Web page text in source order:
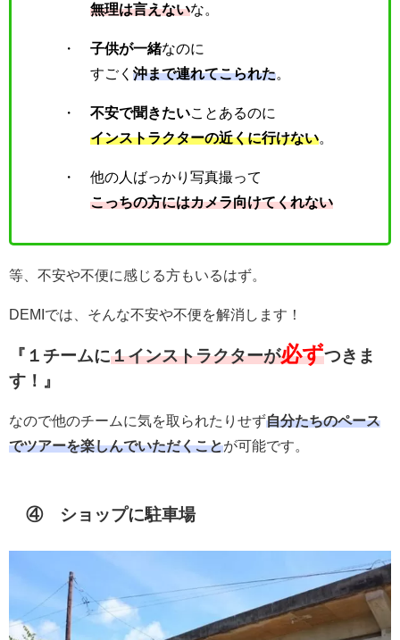
無理は言えないな。
・ 子供が一緒なのに
すごく 沖まで連れてこられた
・ 不安で聞きたい ことあるのに
インストラクターの近くに行けない
・ 他の人ばっかり写真撮って
こっちの方にはカメラ向けてくれない
等、不安や不便に感じる方もいるはず。
DEMIでは、そんな不安や不便を解消します！
『１チームに１インストラクターが必ずつきま
す！』
なので他のチームに気を取られたりせず自分たちのペース
でツアーを楽しんでいただくことが可能です。
④ ショップに駐車場